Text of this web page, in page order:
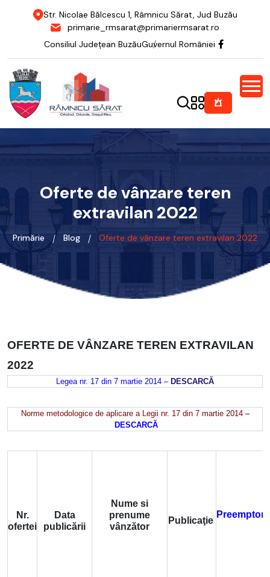
Str. Nicolae Bălcescu 1, Râmnicu Sărat, Jud Buzău
primarie_rmsarat@primariermsarat.ro
Consiliul Județean BuzăuGuvernul României
Oferte de vânzare teren
extravilan 2022
Primărie Blog Oferte de vânzare teren extravilan 2022
OFERTE DE VÂNZARE TEREN EXTRAVILAN
2022
Legea nr. 17 din 7 martie 2014 – DESCARCĂ
Norme metodologice de aplicare a Legii nr. 17 din 7 martie 2014–
DESCARCĂ
Nr.
ofertei
Data
publicării
Nume si
prenume
vânzător
Publicaţie
Preemptori